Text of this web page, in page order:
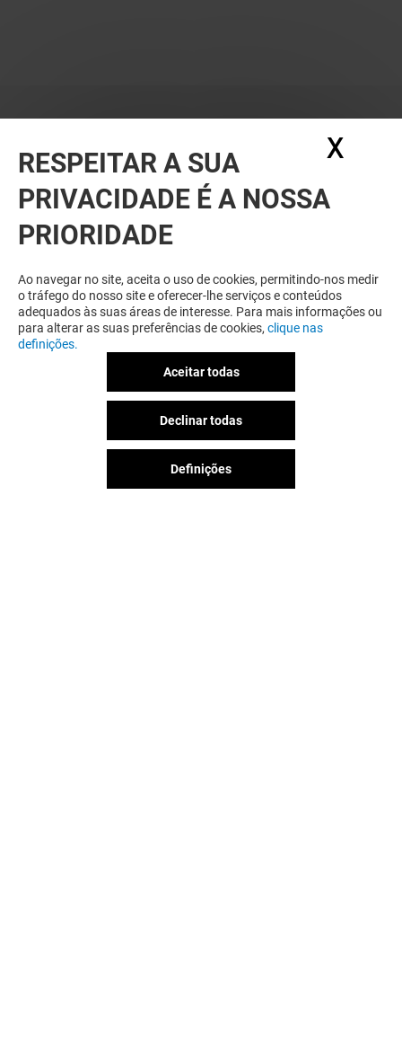
RELACIONADO
PIZZA HUT
RESPEITAR A SUA
PRIVACIDADE É A NOSSA
PRIORIDADE
Ao navegar no site, aceita o uso de cookies, permitindo-nos medir
o tráfego do nosso site e oferecer-lhe serviços e conteúdos
adequados às suas áreas de interesse. Para mais informações ou
para alterar as suas preferências de cookies, clique nas
definições.
Aceitar todas
Declinar todas
Definições
X